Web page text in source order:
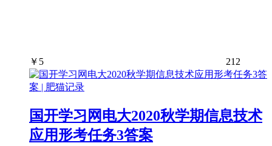
￥ 5 212
国开学习网电大2020秋学期信息技术
应用形考任务3答案